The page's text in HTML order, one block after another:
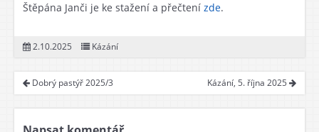
Štěpána Janči je ke stažení a přečtení zde.
2.10.2025 Kázání
Dobrý pastýř 2025/3 Kázání, 5. října 2025